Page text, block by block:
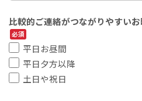
比較的ご連絡がつながりやすいお
平日お昼間
平日夕方以降
土日や祝日